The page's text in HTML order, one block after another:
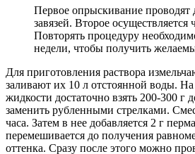
Первое опрыскивание проводят
завязей. Второе осуществляется
Повторять процедуру
недели, чтобы получить
Для приготовления раствора
заливают их 10 л отстоянной воды. На
жидкости достаточно взять 200-300 г
заменить рубленными стрелками.
часа. Затем в нее добавляется 2 г
перемешивается до получения
оттенка. Сразу после этого можно